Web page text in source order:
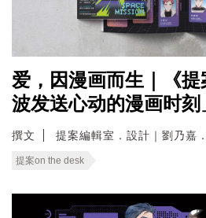
爱，因漫画而生｜《
波发送心动的漫画时刻
撰文 提案編輯室．設計｜劉乃嘉
提案on the desk